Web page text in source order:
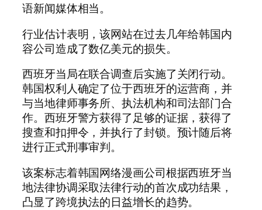
语新闻媒体相当。
行业估计表明，该网站在过去几年给韩国内
容公司造成了数亿美元的损失。
西班牙当局在联合调查后实施了关闭行动。
韩国权利人确定了位于西班牙的运营商，并
与当地律师事务所、执法机构和司法部门合
作。西班牙警方获得了足够的证据，获得了
搜查和扣押令，并执行了封锁。预计随后将
进行正式刑事审判。
该案标志着韩国网络漫画公司根据西班牙当
地法律协调采取法律行动的首次成功结果，
凸显了跨境执法的日益增长的趋势。